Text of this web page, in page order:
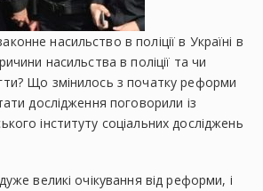
насильство в поліції в Україні в
насильства в поліції та чи
Що змінилось з початку реформи
дослідження поговорили із
інституту соціальних досліджень
великі очікування від реформи, і